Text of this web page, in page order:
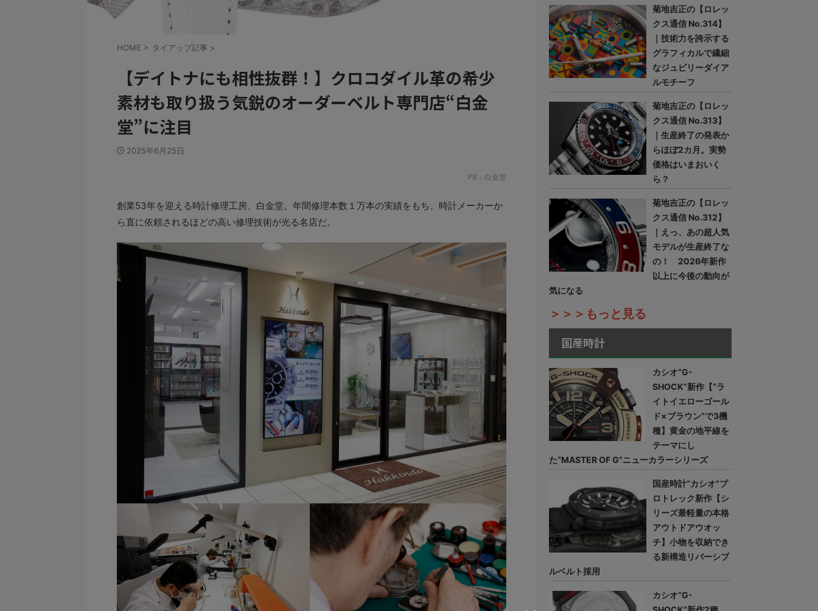
HOME > タイアップ記事 >
【デイトナにも相性抜群！】クロコダイル革の希少
素材も取り扱う気鋭のオーダーベルト専門店“白金
堂”に注目
2025年6月25日
PR：白金堂
創業53年を迎える時計修理工房、白金堂。年間修理本数１万本の実績をもち、時計メーカーか
ら直に依頼されるほどの高い修理技術が光る名店だ。
菊地吉正の【ロレッ
クス通信 No.314】
｜技術力を誇示する
グラフィカルで繊細
なジュビリーダイア
ルモチーフ
菊地吉正の【ロレッ
クス通信 No.313】
｜生産終了の発表か
らほぼ2カ月。実勢
価格はいまおいく
ら？
菊地吉正の【ロレッ
クス通信 No.312】
｜えっ、あの超人気
モデルが生産終了な
の！ 2026年新作
以上に今後の動向が
気になる
＞＞＞もっと見る
国産時計
カシオ“G-
SHOCK”新作【“ラ
イトイエローゴール
ド×ブラウン”で3機
種】黄金の地平線を
テーマにし
た“MASTER OF G”ニューカラーシリーズ
国産時計“カシオ”プ
ロトレック新作【シ
リーズ最軽量の本格
アウトドアウオッ
チ】小物を収納でき
る新構造リバーシブ
ルベルト採用
カシオ“G-